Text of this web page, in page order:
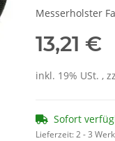
Messerholster
13,21 €
inkl. 19% USt. ,
Sofort
Lieferzeit:2 - 3